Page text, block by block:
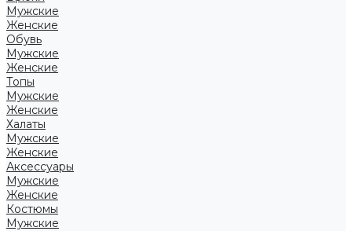
Мужские
Женские
Обувь
Мужские
Женские
Топы
Мужские
Женские
Халаты
Мужские
Женские
Аксессуары
Мужские
Женские
Костюмы
Мужские